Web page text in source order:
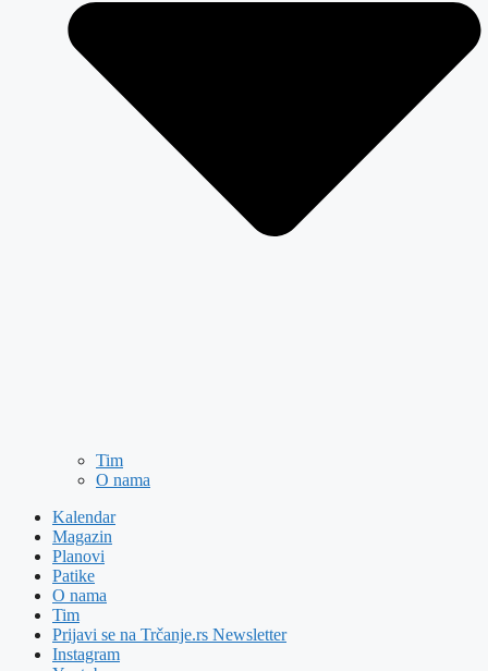
Tim
O nama
Kalendar
Magazin
Planovi
Patike
O nama
Tim
Prijavi se na Trčanje.rs Newsletter
Instagram